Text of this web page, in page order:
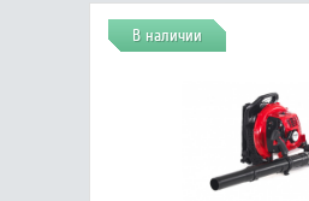
В наличии